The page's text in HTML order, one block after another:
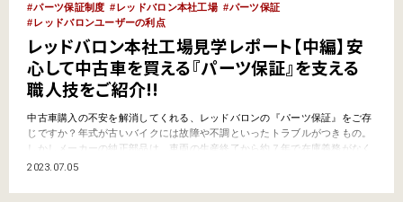
パーツ保証制度 レッドバロン本社工場
パーツ保証
レッドバロンユーザーの利点
レッドバロン本社工場見学レポート【中編】安
心して中古車を買える『パーツ保証』を支える
職人技をご紹介!!
中古車購入の不安を解消してくれる、レッドバロンの『パーツ保証』をご存
じですか？年式が古いバイクには故障や不調といったトラブルがつきもの。
しかしメーカーの純正部品は、車両の生産終了から約７年で在庫義務がなく
なってしまいます。そこでレッドバロンでは、独自に純正パーツをストック
ば、メーカーから部品が出なくなってしまった絶版車であっても、最…
2023.07.05